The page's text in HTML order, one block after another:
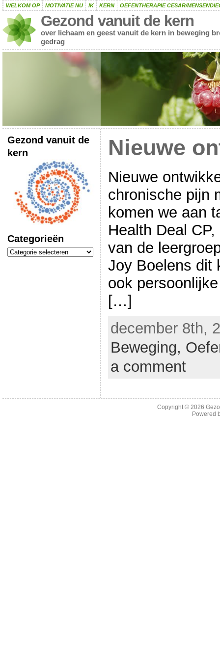
WELKOM OP MOTIVATIE NU IK KERN OEFENTHERAPIE CESAR/
Gezond vanuit de kern
over lichaam en geest vanuit de kern in beweging
gedrag
Gezond vanuit de
kern
Categorieën
Categorieën
Nieuwe
Nieuwe
chronische pijn
komen we aan
Health Deal
van de
Joy Boelens dit
ook
[…]
december 8th,
Beweging,
a comment
Copyright © 2026
Powered